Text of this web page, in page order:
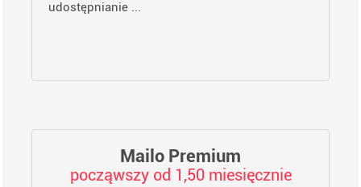
udostępnianie ...
Mailo Premium
począwszy od 1,50 miesięcznie